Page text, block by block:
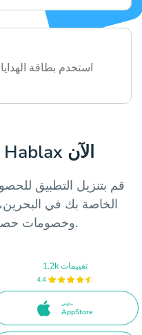
استخدم بطاقة
قم بتنزيل تطبيق Hablax الآن
قم بتنزيل التطبيق
الخاصة بك في
وخصومات حصرية. لا تفوت الفرصة.
1.2k تقييمات
4.4
متاح في
AppStore